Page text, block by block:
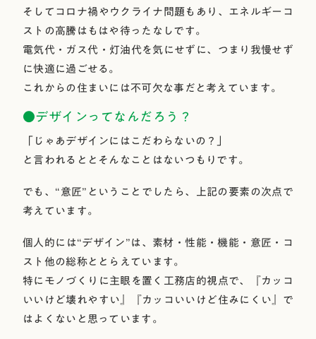
そしてコロナ禍やウクライナ問題もあり、エネルギーコ
ストの高騰はもはや待ったなしです。
電気代・ガス代・灯油代を気にせずに、つまり我慢せず
に快適に過ごせる。
これからの住まいには不可欠な事だと考えています。
●デザインってなんだろう？
「じゃあデザインにはこだわらないの？」
と言われるととそんなことはないつもりです。
でも、“意匠”ということでしたら、上記の要素の次点で
考えています。
個人的には“デザイン”は、素材・性能・機能・意匠・コ
スト他の総称ととらえています。
特にモノづくりに主眼を置く工務店的視点で、『カッコ
いいけど壊れやすい』『カッコいいけど住みにくい』で
はよくないと思っています。